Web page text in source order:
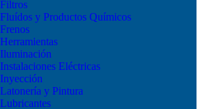
Filtros
Fluídos y Productos Químicos
Frenos
Herramientas
Iluminación
Instalaciones Eléctricas
Inyección
Latonería y Pintura
Lubricantes